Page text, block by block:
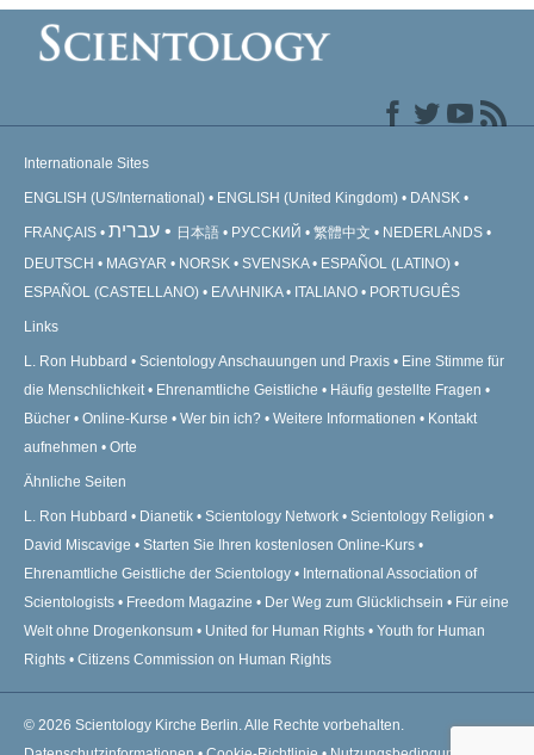
Internationale Sites
ENGLISH (US/International) ENGLISH (United Kingdom) DANSK
FRANÇAIS עברית 日本語 РУССКИЙ 繁體中文
NEDERLANDS
DEUTSCH
MAGYAR NORSK SVENSKA
ESPAÑOL (LATINO)
ESPAÑOL (CASTELLANO)
ΕΛΛΗΝΙΚA ITALIANO PORTUGUÊS
Links
L. Ron Hubbard Scientology Anschauungen und Praxis
Eine Stimme für
die Menschlichkeit
Ehrenamtliche Geistliche
Häufig gestellte Fragen
Bücher
Online-Kurse Wer bin ich? Weitere Informationen
Kontakt
aufnehmen
Orte
Ähnliche Seiten
L. Ron Hubbard Dianetik Scientology Network
Scientology Religion
David Miscavige
Starten Sie Ihren kostenlosen Online-Kurs
Ehrenamtliche Geistliche der Scientology
International Association of
Scientologists
Freedom Magazine Der Weg zum Glücklichsein
Für eine
Welt ohne Drogenkonsum
United for Human Rights
Youth for Human
Rights
Citizens Commission on Human Rights
© 2026 Scientology Kirche Berlin.Alle Rechte vorbehalten.